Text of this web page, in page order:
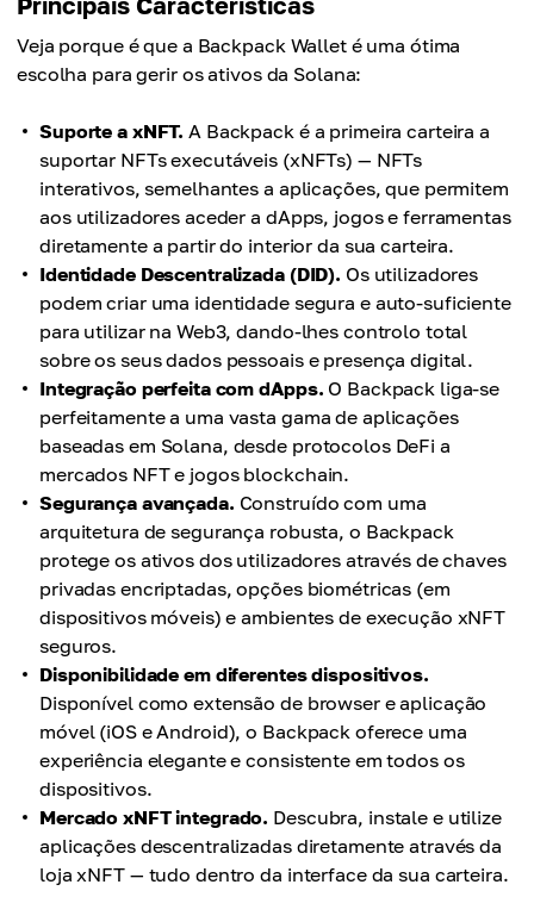
Veja porque é que a Backpack Wallet é uma ótima
escolha para gerir os ativos da Solana:
Suporte a xNFT. A Backpack é a primeira carteira a
suportar NFTs executáveis ​​(xNFTs) — NFTs
interativos, semelhantes a aplicações, que permitem
aos utilizadores aceder a dApps, jogos e ferramentas
diretamente a partir do interior da sua carteira.
Identidade Descentralizada (DID). Os utilizadores
podem criar uma identidade segura e auto-suficiente
para utilizar na Web3, dando-lhes controlo total
sobre os seus dados pessoais e presença digital.
Integração perfeita com dApps. O Backpack liga-se
perfeitamente a uma vasta gama de aplicações
baseadas em Solana, desde protocolos DeFi a
mercados NFT e jogos blockchain.
Segurança avançada. Construído com uma
arquitetura de segurança robusta, o Backpack
protege os ativos dos utilizadores através de chaves
privadas encriptadas, opções biométricas (em
dispositivos móveis) e ambientes de execução xNFT
seguros.
Disponibilidade em diferentes dispositivos.
Disponível como extensão de browser e aplicação
móvel (iOS e Android), o Backpack oferece uma
experiência elegante e consistente em todos os
dispositivos.
Mercado xNFT integrado. Descubra, instale e utilize
aplicações descentralizadas diretamente através da
loja xNFT — tudo dentro da interface da sua carteira.